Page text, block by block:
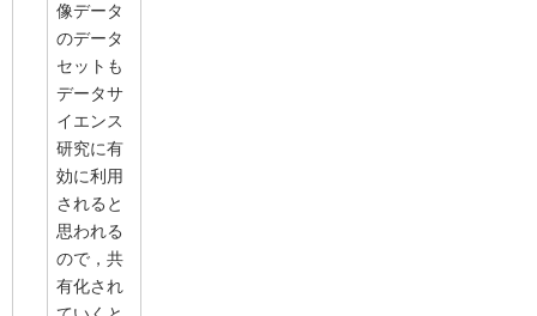
像データ
のデータ
セットも
データサ
イエンス
研究に有
効に利用
されると
思われる
ので，共
有化され